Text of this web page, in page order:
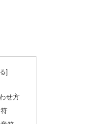
せ方